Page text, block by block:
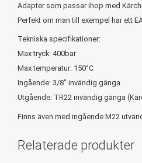
Adapter som passar ihop med
Perfekt om man till exempel har ett
Tekniska specifikationer:
Max tryck: 400bar
Max temperatur: 150°C
Ingående: 3/8" invändig gänga
Utgående: TR22 invändig gänga
Finns även med ingående M22
Relaterade produkter